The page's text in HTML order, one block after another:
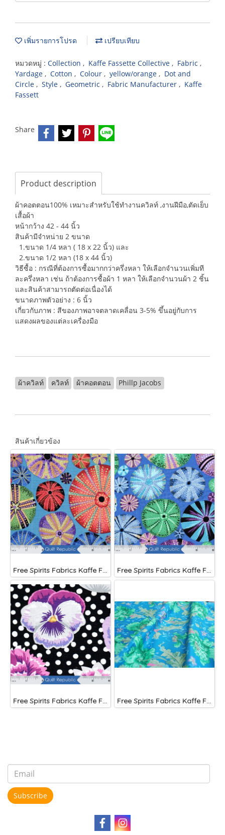
เพิ่มรายการโปรด เปรียบเทียบ
หมวดหมู่ : Collection , Kaffe Fassette Collective , Fabric ,
Yardage , Cotton , Colour , yellow/orange , Dot and
Circle , Style , Geometric , Fabric Manufacturer , Kaffe
Fassett
Share
Product description
ผ้าคอตตอน100% เหมาะสำหรับใช้ทำงานควิลท์ ,งานฝีมือ,ตัดเย็บ
เสื้อผ้า
หน้ากว้าง 42 - 44 นิ้ว
สินค้ามีจำหน่าย 2 ขนาด
1.ขนาด 1/4 หลา ( 18 x 22 นิ้ว) และ
2.ขนาด 1/2 หลา (18 x 44 นิ้ว)
วิธีซื้อ : กรณีที่ต้องการซื้อมากกว่าครึ่งหลา ให้เลือกจำนวนเพิ่มที
ละครึ่งหลา เช่น ถ้าต้องการซื้อผ้า 1 หลา ให้เลือกจำนวนผ้า 2 ชิ้น
และสินค้าสามารถตัดต่อเนื่องได้
ขนาดภาพตัวอย่าง : 6 นิ้ว
เกี่ยวกับภาพ : สีของภาพอาจตลาดเคลื่อน 3-5% ขึ้นอยู่กับการ
แสดงผลของแต่ละเครื่องมือ
ผ้าควิลท์ ควิลท์ ผ้าคอตตอน Phillp Jacobs
สินค้าเกี่ยวข้อง
Free Spirits Fabrics Kaffe Fassette Collective Urchin Dark Free Spirits Fabrics Kaffe Fassette Collective Urchin Blue
Free Spirits Fabrics Kaffe Fassette Collective Blooms Black Free Spirits Fabrics Kaffe Fassette Collective Papaver Green
Subscribe